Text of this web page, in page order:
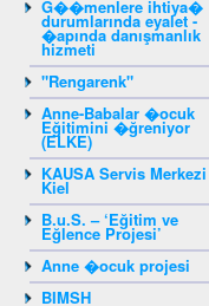
G��menlere ihtiya�
durumlarında eyalet -
�apında danışmanlık
hizmeti
"Rengarenk"
Anne-Babalar �ocuk
Eğitimini �ğreniyor
(ELKE)
KAUSA Servis Merkezi
Kiel
B.u.S. – ‘Eğitim ve
Eğlence Projesi’
Anne �ocuk projesi
BIMSH